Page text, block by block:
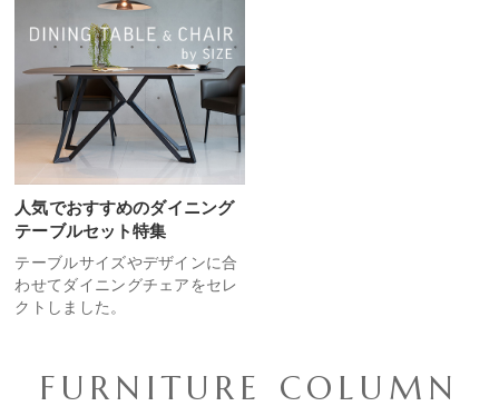
人気でおすすめのダイニング
テーブルセット特集
テーブルサイズやデザインに合
わせてダイニングチェアをセレ
クトしました。
FURNITURE COLUMN